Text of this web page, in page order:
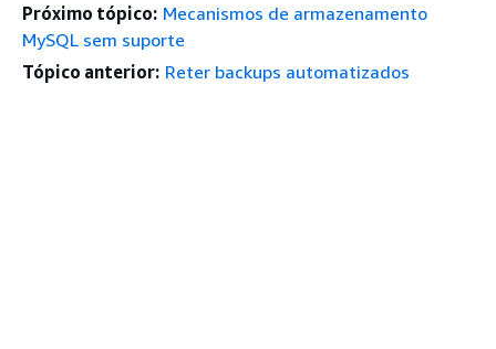
Próximo tópico: Mecanismos de armazenamento
MySQL sem suporte
Tópico anterior: Reter backups automatizados